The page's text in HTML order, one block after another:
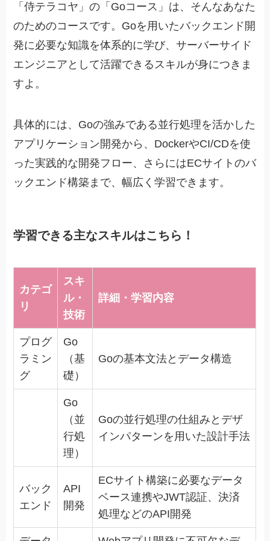
「侍テラコヤ」の「Goコース」は、そんなあなた
のためのコースです。Goを用いたバックエンド開
発に必要な知識を体系的に学び、サーバーサイド
エンジニアとして活躍できるスキルが身につきま
すよ。
具体的には、Goの強みである並行処理を活かした
アプリケーション開発から、DockerやCI/CDを使
った実践的な開発フロー、さらにはECサイトのバ
ックエンド構築まで、幅広く学習できます。
学習できる主なスキルはこちら！
カテゴ
リ
スキ
ル・
技術
詳細・学習内容
プログ
ラミン
グ
Go
（基
礎）
Goの基本文法とデータ構造
Go
（並
行処
理）
Goの並行処理の仕組みとデザ
インパターンを用いた設計手法
バック
エンド
API
開発
ECサイト構築に必要なデータ
ベース連携やJWT認証、決済
処理などのAPI開発